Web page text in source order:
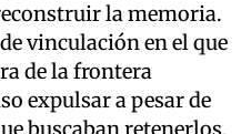
la memoria.
vinculación en el que
de la frontera
expulsar a pesar de